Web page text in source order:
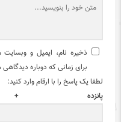
ذخیره نام، ایمیل و
برای زمانی که دوباره
لطفا یک پاسخ را با ارقام وارد کنید:
پانزده